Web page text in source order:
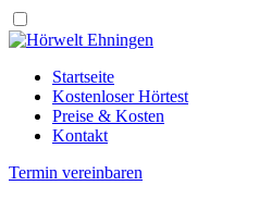
Startseite
Kostenloser Hörtest
Preise & Kosten
Kontakt
Termin vereinbaren